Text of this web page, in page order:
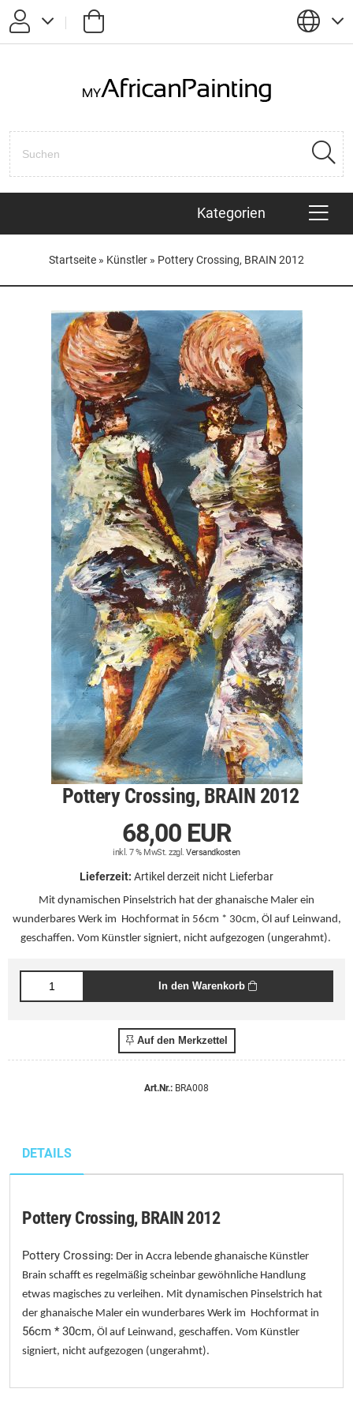
Kategorien
AFRIKANISCHE TIERE
HAITIANISCHE BILDER
POP ART
ZEITGENÖSSISCHE KUNST
AKT
GOLF
NACH GRÖSSE
SONDERANGEBOTE
VERKAUFT
Startseite » Künstler » Pottery Crossing, BRAIN 2012
Pottery Crossing, BRAIN 2012
68,00 EUR
inkl. 7 % MwSt. zzgl.Versandkosten
Lieferzeit: Artikel derzeit nicht Lieferbar
Mit dynamischen Pinselstrich hat der ghanaische Maler ein
wunderbares Werk im Hochformat in 56cm * 30cm, Öl auf Leinwand,
geschaffen. Vom Künstler signiert, nicht aufgezogen (ungerahmt).
In den Warenkorb
Auf den Merkzettel
Art.Nr.: BRA008
DETAILS
Pottery Crossing, BRAIN 2012
Pottery Crossing: Der in Accra lebende ghanaische Künstler
Brain schafft es regelmäßig scheinbar gewöhnliche Handlung
etwas magisches zu verleihen. Mit dynamischen Pinselstrich hat
der ghanaische Maler ein wunderbares Werk im Hochformat in
56cm * 30cm, Öl auf Leinwand, geschaffen. Vom Künstler
signiert, nicht aufgezogen (ungerahmt).